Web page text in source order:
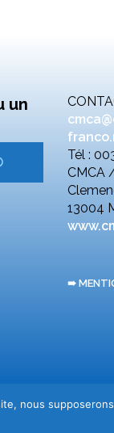
un
Tél :
CMCA
13004
➠
nous